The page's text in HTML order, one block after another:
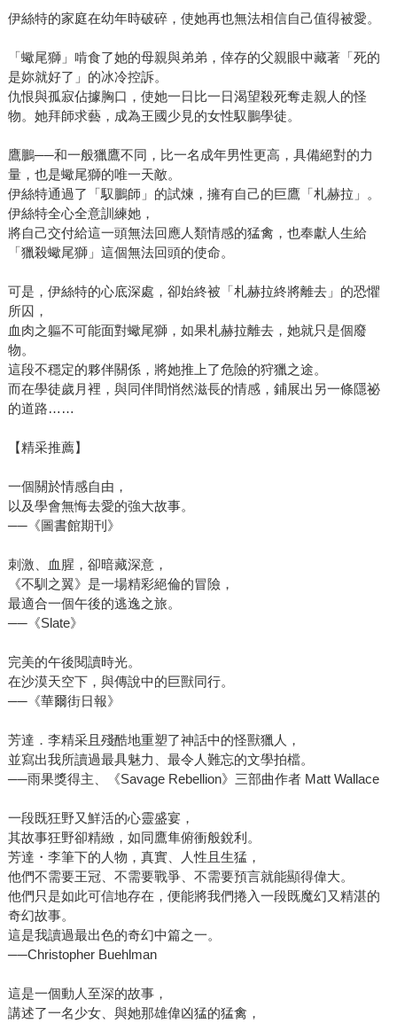
伊絲特的家庭在幼年時破碎，使她再也無法相信自己值得被愛。
「蠍尾獅」啃食了她的母親與弟弟，倖存的父親眼中藏著「死的
是妳就好了」的冰冷控訴。
仇恨與孤寂佔據胸口，使她一日比一日渴望殺死奪走親人的怪
物。她拜師求藝，成為王國少見的女性馭鵬學徒。
鷹鵬──和一般獵鷹不同，比一名成年男性更高，具備絕對的力
量，也是蠍尾獅的唯一天敵。
伊絲特通過了「馭鵬師」的試煉，擁有自己的巨鷹「札赫拉」。
伊絲特全心全意訓練她，
將自己交付給這一頭無法回應人類情感的猛禽，也奉獻人生給
「獵殺蠍尾獅」這個無法回頭的使命。
可是，伊絲特的心底深處，卻始終被「札赫拉終將離去」的恐懼
所囚，
血肉之軀不可能面對蠍尾獅，如果札赫拉離去，她就只是個廢
物。
這段不穩定的夥伴關係，將她推上了危險的狩獵之途。
而在學徒歲月裡，與同伴間悄然滋長的情感，鋪展出另一條隱祕
的道路……
【精采推薦】
一個關於情感自由，
以及學會無悔去愛的強大故事。
──《圖書館期刊》
刺激、血腥，卻暗藏深意，
《不馴之翼》是一場精彩絕倫的冒險，
最適合一個午後的逃逸之旅。
──《Slate》
完美的午後閱讀時光。
在沙漠天空下，與傳說中的巨獸同行。
──《華爾街日報》
芳達．李精采且殘酷地重塑了神話中的怪獸獵人，
並寫出我所讀過最具魅力、最令人難忘的文學拍檔。
──雨果獎得主、《Savage Rebellion》三部曲作者 Matt Wallace
一段既狂野又鮮活的心靈盛宴，
其故事狂野卻精緻，如同鷹隼俯衝般銳利。
芳達・李筆下的人物，真實、人性且生猛，
他們不需要王冠、不需要戰爭、不需要預言就能顯得偉大。
他們只是如此可信地存在，便能將我們捲入一段既魔幻又精湛的
奇幻故事。
這是我讀過最出色的奇幻中篇之一。
──Christopher Buehlman
這是一個動人至深的故事，
講述了一名少女、與她那雄偉凶猛的猛禽，